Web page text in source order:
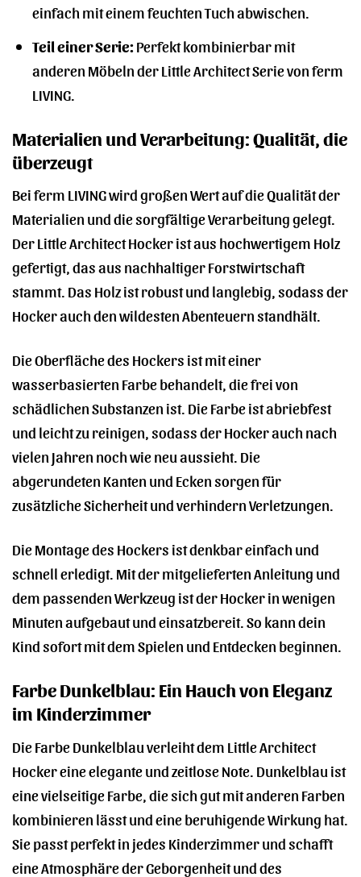
einfach mit einem feuchten Tuch abwischen.
Teil einer Serie:Perfekt kombinierbar mit
anderen Möbeln der Little Architect Serie von ferm
LIVING.
Materialien und Verarbeitung: Qualität, die
überzeugt
Bei ferm LIVING wird großen Wert auf die Qualität der
Materialien und die sorgfältige Verarbeitung gelegt.
Der Little Architect Hocker ist aus hochwertigem Holz
gefertigt, das aus nachhaltiger Forstwirtschaft
stammt. Das Holz ist robust und langlebig, sodass der
Hocker auch den wildesten Abenteuern standhält.
Die Oberfläche des Hockers ist mit einer
wasserbasierten Farbe behandelt, die frei von
schädlichen Substanzen ist. Die Farbe ist abriebfest
und leicht zu reinigen, sodass der Hocker auch nach
vielen Jahren noch wie neu aussieht. Die
abgerundeten Kanten und Ecken sorgen für
zusätzliche Sicherheit und verhindern Verletzungen.
Die Montage des Hockers ist denkbar einfach und
schnell erledigt. Mit der mitgelieferten Anleitung und
dem passenden Werkzeug ist der Hocker in wenigen
Minuten aufgebaut und einsatzbereit. So kann dein
Kind sofort mit dem Spielen und Entdecken beginnen.
Farbe Dunkelblau: Ein Hauch von Eleganz
im Kinderzimmer
Die Farbe Dunkelblau verleiht dem Little Architect
Hocker eine elegante und zeitlose Note. Dunkelblau ist
eine vielseitige Farbe, die sich gut mit anderen Farben
kombinieren lässt und eine beruhigende Wirkung hat.
Sie passt perfekt in jedes Kinderzimmer und schafft
eine Atmosphäre der Geborgenheit und des